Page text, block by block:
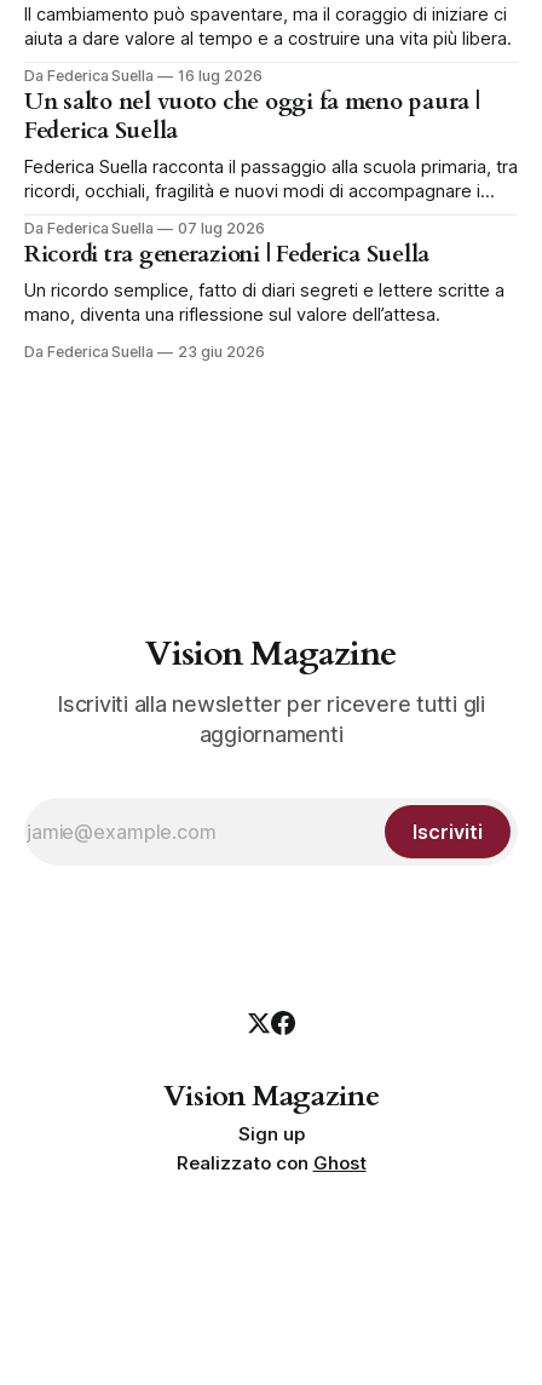
Il cambiamento può spaventare, ma il coraggio di iniziare ci
aiuta a dare valore al tempo e a costruire una vita più libera.
Da Federica Suella 16 lug 2026
Un salto nel vuoto che oggi fa meno paura |
Federica Suella
Federica Suella racconta il passaggio alla scuola primaria, tra
ricordi, occhiali, fragilità e nuovi modi di accompagnare i
Da Federica Suella 07 lug 2026
Ricordi tra generazioni | Federica Suella
Un ricordo semplice, fatto di diari segreti e lettere scritte a
mano, diventa una riflessione sul valore dell’attesa.
Da Federica Suella 23 giu 2026
Vision Magazine
Iscriviti alla newsletter per ricevere tutti gli
aggiornamenti
Iscriviti
Vision Magazine
Sign up
Realizzato con Ghost